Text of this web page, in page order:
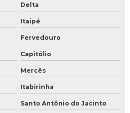
Delta
Itaipé
Fervedouro
Capitólio
Mercês
Itabirinha
Santo Antônio do Jacinto